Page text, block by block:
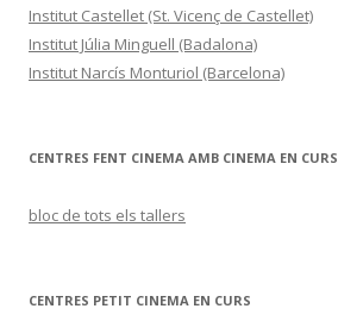
Institut Castellet (St. Vicenç de Castellet)
Institut Júlia Minguell (Badalona)
Institut Narcís Monturiol (Barcelona)
CENTRES FENT CINEMA AMB CINEMA EN CURS
bloc de tots els tallers
CENTRES PETIT CINEMA EN CURS